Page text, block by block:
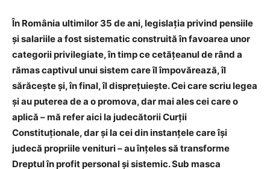
În România ultimilor 35 de ani, legislația privind pensiile
și salariile a fost sistematic construită în favoarea unor
categorii privilegiate, în timp ce cetățeanul de rând a
rămas captivul unui sistem care îl împovărează, îl
sărăcește și, în final, îl disprețuiește. Cei care scriu legea
și au puterea de a o promova, dar mai ales cei care o
aplică – mă refer aici la judecătorii Curții
Constituționale, dar și la cei din instanțele care își
judecă propriile venituri – au înțeles să transforme
Dreptul în profit personal și sistemic. Sub masca